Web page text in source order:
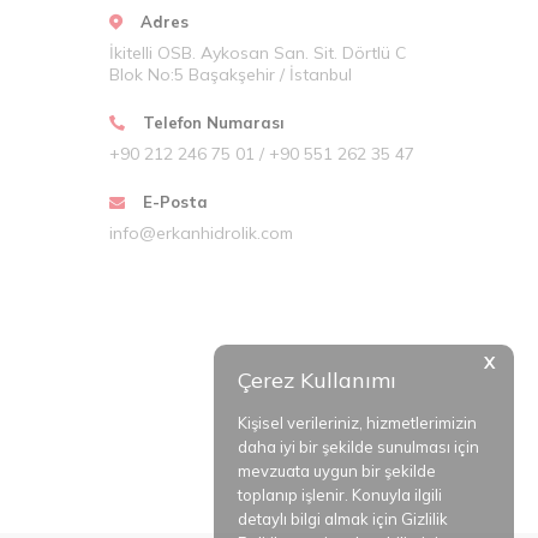
X
Çerez Kullanımı
Kişisel verileriniz, hizmetlerimizin
daha iyi bir şekilde sunulması için
mevzuata uygun bir şekilde
toplanıp işlenir. Konuyla ilgili
detaylı bilgi almak için Gizlilik
için bu filtreler kullanılır. Nerede bir hidrolik
FA öne çıkmaktadır.
emiş filtreleri, özellikle ağır yük taşıyan makineler için
HYTOS filtreleri, sistem performansını artırır ve bakım
sunar, hem de yüksek basınçlı sistemlerde
çıkarır. Üstün kalite ve uygun fiyat dengesini
üretmekte, işletmelere güvenilir çözümler
Adres
İkitelli OSB. Aykosan San. Sit. Dörtlü C
Blok No:5 Başakşehir / İstanbul
Telefon Numarası
+90 212 246 75 01 / +90 551 262 35 47
E-Posta
info@erkanhidrolik.com